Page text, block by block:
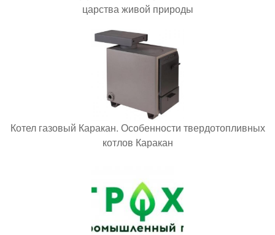
царства живой природы
Котел газовый Каракан. Особенности твердотопливных
котлов Каракан